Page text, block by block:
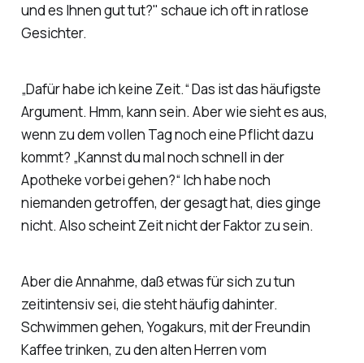
und es Ihnen gut tut?" schaue ich oft in ratlose
Gesichter.
„Dafür habe ich keine Zeit.“ Das ist das häufigste
Argument. Hmm, kann sein. Aber wie sieht es aus,
wenn zu dem vollen Tag noch eine Pflicht dazu
kommt? „Kannst du mal noch schnell in der
Apotheke vorbei gehen?“ Ich habe noch
niemanden getroffen, der gesagt hat, dies ginge
nicht. Also scheint Zeit nicht der Faktor zu sein.
Aber die Annahme, daß etwas für sich zu tun
zeitintensiv sei, die steht häufig dahinter.
Schwimmen gehen, Yogakurs, mit der Freundin
Kaffee trinken, zu den alten Herren vom